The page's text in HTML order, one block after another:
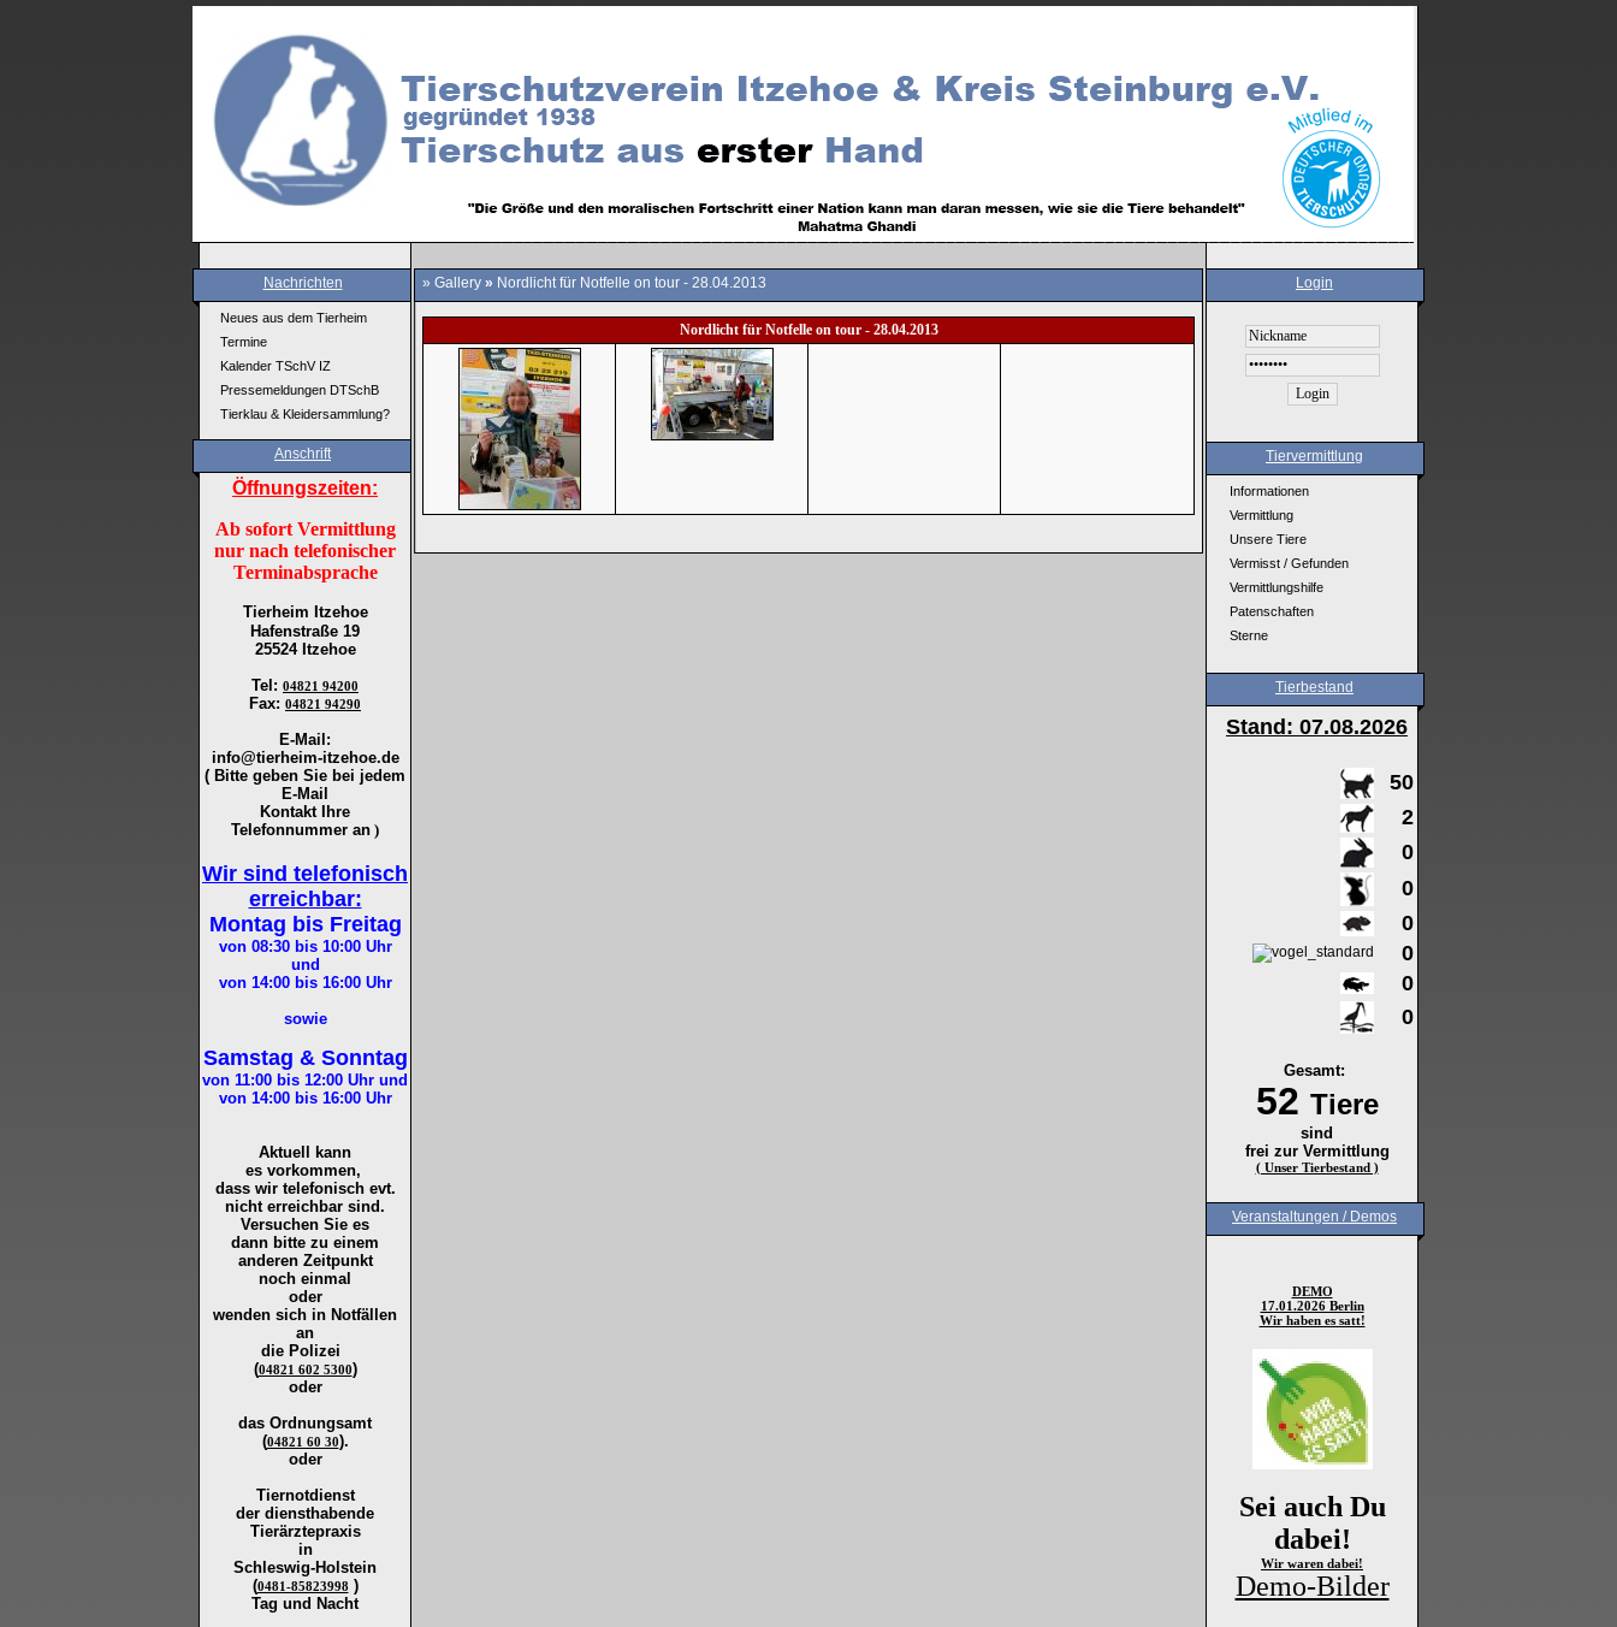
Nachrichten
Neues aus dem Tierheim
Termine
Kalender TSchV IZ
Pressemeldungen DTSchB
Tierklau & Kleidersammlung?
Anschrift
Öffnungszeiten:
Ab sofort Vermittlung
nur nach telefonischer
Terminabsprache
Tierheim Itzehoe
Hafenstraße 19
25524 Itzehoe
Tel : 04821 94200
Fax: 04821 94290
E-Mail:
info@tierheim-itzehoe.de
( Bitte geben Sie bei jedem
E-Mail
Kontakt Ihre
Telefonnummer an )
Wir sind telefonisch
erreichbar:
Montag bis Freitag
von 08:30 bis 10:00Uhr
und
von 14:00 bis 16:00Uhr
sowie
Samstag & Sonntag
von 11:00 bis 12:00 Uhr und
von 14:00 bis 16:00Uhr
Aktuell kann
es vorkommen,
dass wir telefonisch evt.
nicht erreichbar sind.
Versuchen Sie es
dann bitte zu einem
anderen Zeitpunkt
noch einmal
oder
wenden sich in Notfällen
an
die Polizei
(04821 602 5300)
oder
das Ordnungsamt
(04821 60 30).
oder
Tiernotdienst
der diensthabende
Tierärztepraxis
in
Schleswig-Holstein
(0481-85823998 )
Tag und Nacht
» Gallery » Nordlicht für Notfelle on tour - 28.04.2013
Nordlicht für Notfelle on tour - 28.04.2013
Login
Tiervermittlung
Informationen
Vermittlung
Unsere Tiere
Vermisst / Gefunden
Vermittlungshilfe
Patenschaften
Sterne
Tierbestand
Stand: 07.08.2026
50
2
0
0
0
0
0
0
Gesamt:
52 Tiere
sind
frei zur Vermittlung
( Unser Tierbestand )
Veranstaltungen / Demos
DEMO
17.01.2026 Berlin
Wir haben es satt!
Sei auch Du
dabei!
Wir waren dabei!
Demo-Bilder